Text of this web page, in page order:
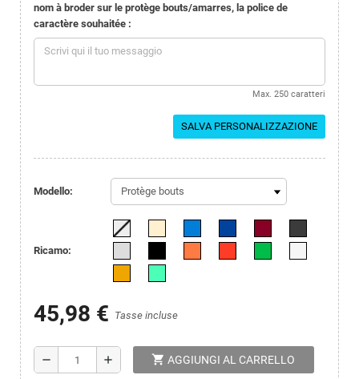
nom à broder sur le protège bouts/amarres, la police de
caractère souhaitée :
Max. 250 caratteri
SALVA PERSONALIZZAZIONE
Modello:
Ricamo:
45,98 € Tasse incluse
remove add shopping_cart AGGIUNGI AL CARRELLO